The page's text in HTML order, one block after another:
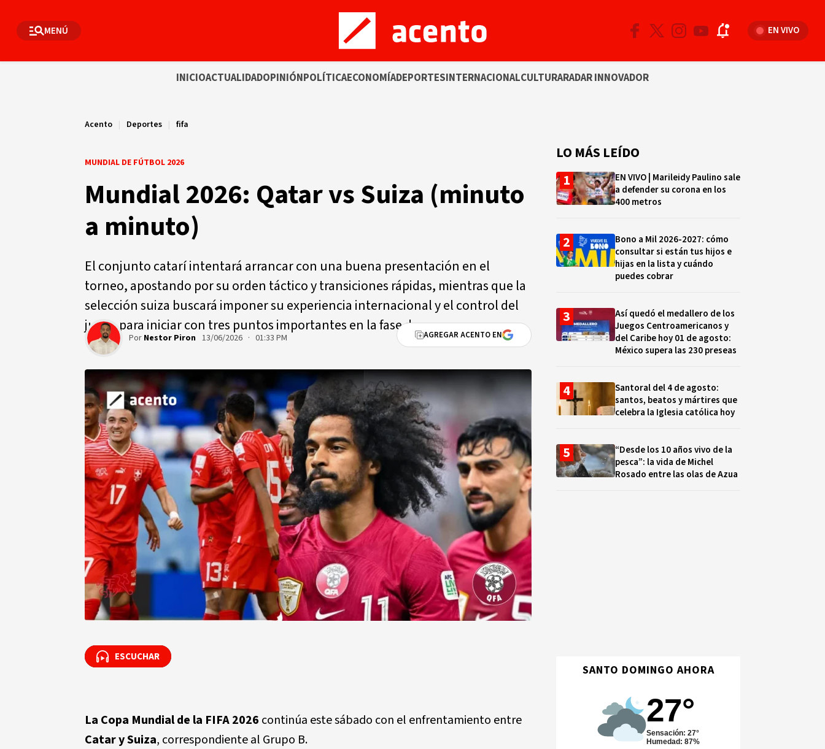
MENÚ EN VIVO
INICIOACTUALIDADOPINIÓNPOLÍTICAECONOMÍADEPORTESINTERNACIONALCULTURARADAR INNOVADOR
Acento | Deportes | fifa
MUNDIAL DE FÚTBOL 2026
Mundial 2026: Qatar vs Suiza (minuto
a minuto)
El conjunto catarí intentará arrancar con una buena presentación en el
torneo, apostando por su orden táctico y transiciones rápidas, mientras que la
selección suiza buscará imponer su experiencia internacional y el control del
juego para iniciar con tres puntos importantes en la fase de grupos.
Por Nestor Piron 13/06/2026 · 01:33 PM AGREGAR ACENTO EN
ESCUCHAR
ESCUCHAR
La Copa Mundial de la FIFA 2026 continúa este sábado con el enfrentamiento entre
Catar y Suiza, correspondiente al Grupo B.
LO MÁS LEÍDO
EN VIVO | Marileidy Paulino sale
a defender su corona en los
400 metros
Bono a Mil 2026-2027: cómo
consultar si están tus hijos e
hijas en la lista y cuándo
puedes cobrar
Así quedó el medallero de los
Juegos Centroamericanos y
del Caribe hoy 01 de agosto:
México supera las 230 preseas
Santoral del 4 de agosto:
santos, beatos y mártires que
celebra la Iglesia católica hoy
“Desde los 10 años vivo de la
pesca”: la vida de Michel
Rosado entre las olas de Azua
SANTO DOMINGO AHORA
27°
Sensación: 27°
Humedad: 87%